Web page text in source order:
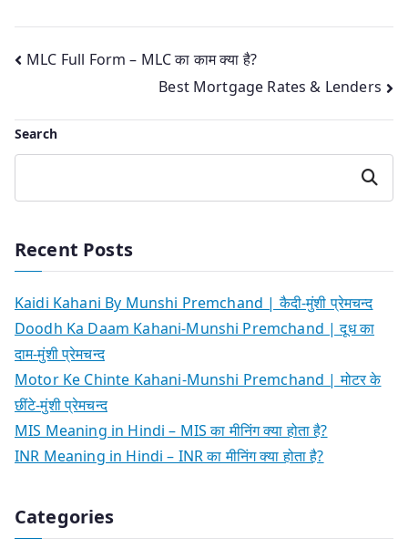
Post
navigation
MLC Full Form – MLC का काम क्या है?
Best Mortgage Rates & Lenders
Search
Search
Recent Posts
Kaidi Kahani By Munshi Premchand | कैदी-मुंशी प्रेमचन्द
Doodh Ka Daam Kahani-Munshi Premchand | दूध का
दाम-मुंशी प्रेमचन्द
Motor Ke Chinte Kahani-Munshi Premchand | मोटर के
छींटे-मुंशी प्रेमचन्द
MIS Meaning in Hindi – MIS का मीनिंग क्या होता है?
INR Meaning in Hindi – INR का मीनिंग क्या होता है?
Categories